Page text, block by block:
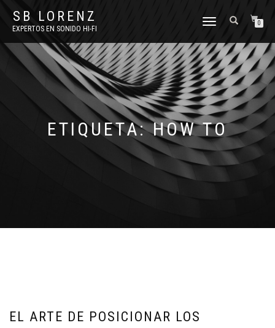
SB LORENZ
EXPERTOS EN SONIDO HI-FI
TOGGLE
0
ETIQUETA:HOW TO
EL ARTE DE POSICIONAR LOS